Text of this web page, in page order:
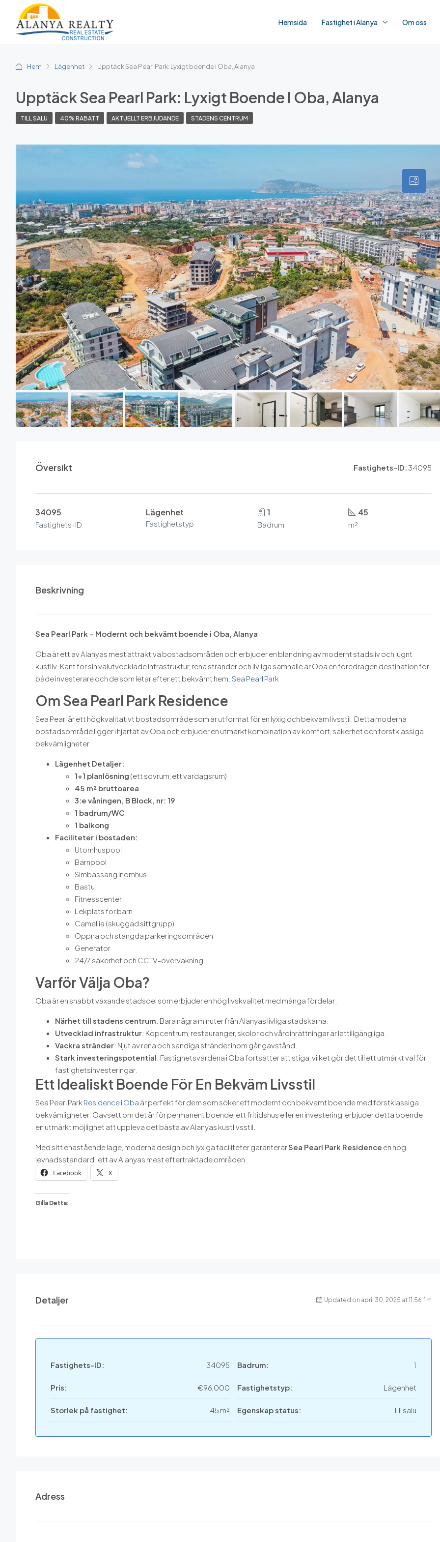
Hemsida Fastighet i Alanya Om oss
Hem Lägenhet Upptäck Sea Pearl Park: Lyxigt boende i Oba, Alanya
Upptäck Sea Pearl Park: Lyxigt Boende I Oba, Alanya
TILL SALU 40% RABATT AKTUELLT ERBJUDANDE STADENS CENTRUM
Översikt Fastighets-ID:34095
34095
Fastighets-ID
Lägenhet
Fastighetstyp
1
Badrum
45
m²
Beskrivning
Sea Pearl Park – Modernt och bekvämt boende i Oba, Alanya
Oba är ett av Alanyas mest attraktiva bostadsområden och erbjuder en blandning av modernt stadsliv och lugnt
kustliv. Känt för sin välutvecklade infrastruktur, rena stränder och livliga samhälle är Oba en föredragen destination för
både investerare och de som letar efter ett bekvämt hem. Sea Pearl Park
Om Sea Pearl Park Residence
Sea Pearl är ett högkvalitativt bostadsområde som är utformat för en lyxig och bekväm livsstil. Detta moderna
bostadsområde ligger i hjärtat av Oba och erbjuder en utmärkt kombination av komfort, säkerhet och förstklassiga
bekvämligheter.
Lägenhet Detaljer:
1+1 planlösning (ett sovrum, ett vardagsrum)
45 m² bruttoarea
3:e våningen, B Block, nr: 19
1 badrum/WC
1 balkong
Faciliteter i bostaden:
Utomhuspool
Barnpool
Simbassäng inomhus
Bastu
Fitnesscenter
Lekplats för barn
Camellia (skuggad sittgrupp)
Öppna och stängda parkeringsområden
Generator
24/7 säkerhet och CCTV-övervakning
Varför Välja Oba?
Oba är en snabbt växande stadsdel som erbjuder en hög livskvalitet med många fördelar:
Närhet till stadens centrum: Bara några minuter från Alanyas livliga stadskärna.
Utvecklad infrastruktur: Köpcentrum, restauranger, skolor och vårdinrättningar är lättillgängliga.
Vackra stränder: Njut av rena och sandiga stränder inom gångavstånd.
Stark investeringspotential: Fastighetsvärdena i Oba fortsätter att stiga, vilket gör det till ett utmärkt val för
fastighetsinvesteringar.
Ett Idealiskt Boende För En Bekväm Livsstil
Sea Pearl Park Residence i Oba är perfekt för dem som söker ett modernt och bekvämt boende med förstklassiga
bekvämligheter. Oavsett om det är för permanent boende, ett fritidshus eller en investering, erbjuder detta boende
en utmärkt möjlighet att uppleva det bästa av Alanyas kustlivsstil.
Med sitt enastående läge, moderna design och lyxiga faciliteter garanterarSea Pearl Park Residence en hög
levnadsstandard i ett av Alanyas mest eftertraktade områden.
Facebook X
Gilla Detta:
Detaljer Updated on april 30, 2025 at 11:56 f m
Fastighets-ID: 34095
Pris: €96,000
Storlek på fastighet: 45 m²
Badrum: 1
Fastighetstyp: Lägenhet
Egenskap status: Till salu
Adress